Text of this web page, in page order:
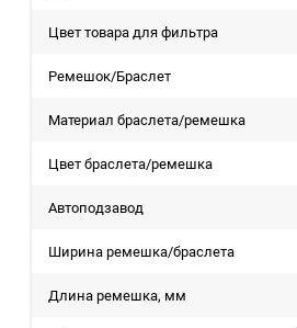
Цвет товара для фильтра
Ремешок/Браслет
Материал браслета/ремешка
Цвет браслета/ремешка
Автоподзавод
Ширина ремешка/браслета
Длина ремешка, мм